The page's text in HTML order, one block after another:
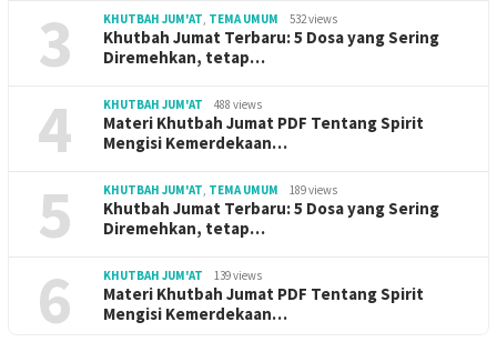
3 KHUTBAH JUM'AT TEMA UMUM 532 views
Khutbah Jumat Terbaru: 5 Dosa yang Sering
Diremehkan, tetap…
4 KHUTBAH JUM'AT 488 views
Materi Khutbah Jumat PDF Tentang Spirit
Mengisi Kemerdekaan…
5 KHUTBAH JUM'AT TEMA UMUM 189 views
Khutbah Jumat Terbaru: 5 Dosa yang Sering
Diremehkan, tetap…
6 KHUTBAH JUM'AT 139 views
Materi Khutbah Jumat PDF Tentang Spirit
Mengisi Kemerdekaan…